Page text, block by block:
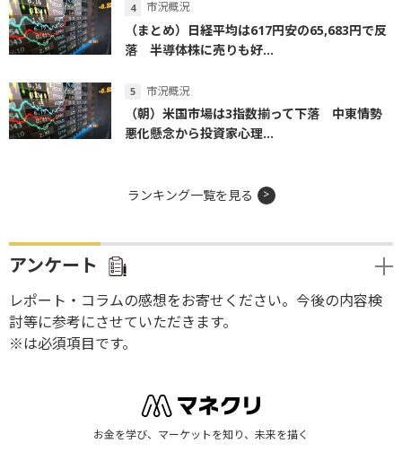
市況概況
（まとめ）日経平均は617円安の65,683円で反
落 半導体株に売りも好...
市況概況
（朝）米国市場は3指数揃って下落 中東情勢
悪化懸念から投資家心理...
ランキング一覧を見る
アンケート
レポート・コラムの感想をお寄せください。今後の内容検
討等に参考にさせていただきます。
※は必須項目です。
お金を学び、マーケットを知り、未来を描く